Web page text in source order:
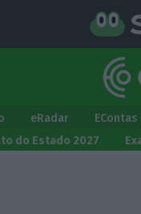
eRadar EContas
do Estado 2027